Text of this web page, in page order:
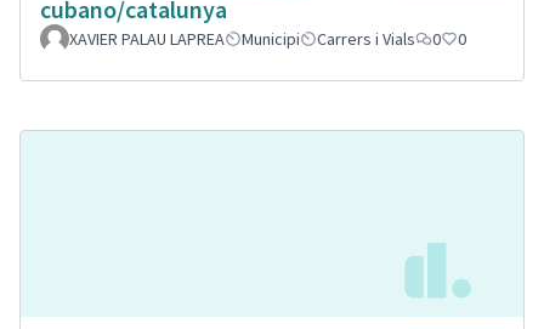
cubano/catalunya
XAVIER PALAU LAPREA Municipi Carrers i Vials 0 0